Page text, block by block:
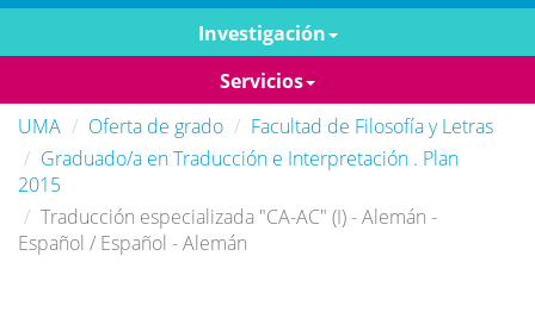
Investigación
Servicios
UMA
Oferta de grado
Facultad de Filosofía y Letras
Graduado/a en Traducción e Interpretación . Plan
2015
Traducción especializada "CA-AC" (I) - Alemán -
Español / Español - Alemán